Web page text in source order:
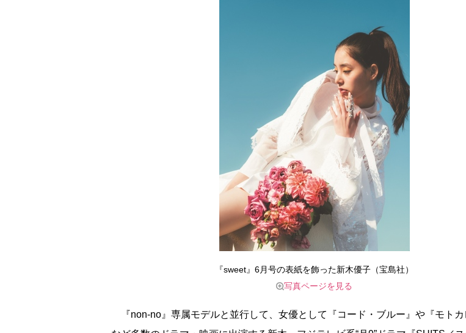
『sweet』6月号の表紙を飾った新木優子（宝島社）
写真ページを見る
『non-no』専属モデルと並行して、女優として『コード・ブルー』や『モトカ